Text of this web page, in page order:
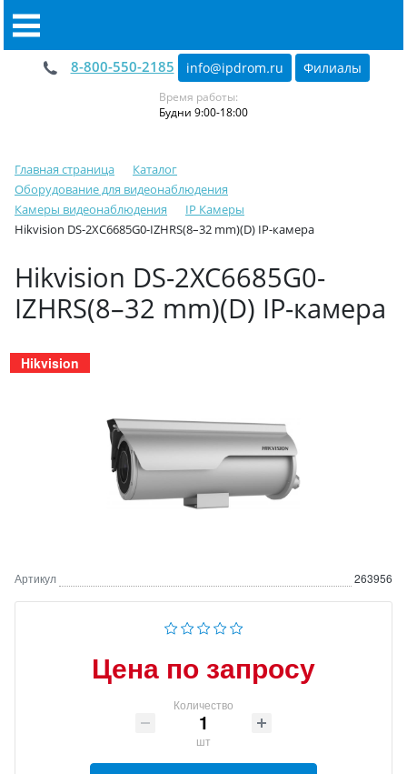
8-800-550-2185 info@ipdrom.ru Филиалы
Время работы:
Будни 9:00-18:00
Главная страница
Каталог
Оборудование для видеонаблюдения
Камеры видеонаблюдения
IP Камеры
Hikvision DS-2XC6685G0-IZHRS(8–32 mm)(D) IP-камера
Hikvision DS-2XC6685G0-
IZHRS(8–32 mm)(D) IP-камера
Hikvision
Артикул 263956
Цена по запросу
Количество
шт